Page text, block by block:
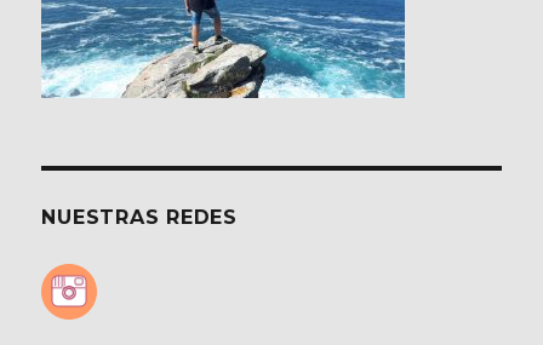
NUESTRAS REDES